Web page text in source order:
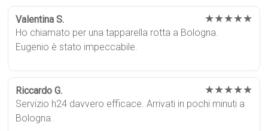
Valentina S. ★★★★★
Ho chiamato per una tapparella rotta a Bologna.
Eugenio è stato impeccabile.
Riccardo G. ★★★★★
Servizio h24 davvero efficace. Arrivati in pochi minuti a
Bologna.